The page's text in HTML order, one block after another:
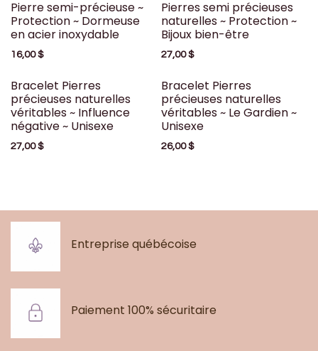
Pierre semi-précieuse ~
Protection ~ Dormeuse
en acier inoxydable
16,00$
Pierres semi précieuses
naturelles ~ Protection ~
Bijoux bien-être
27,00$
Bracelet Pierres
précieuses naturelles
véritables ~ Influence
négative ~ Unisexe
27,00$
Bracelet Pierres
précieuses naturelles
véritables ~ Le Gardien ~
Unisexe
26,00$
Entreprise québécoise
Paiement 100% sécuritaire